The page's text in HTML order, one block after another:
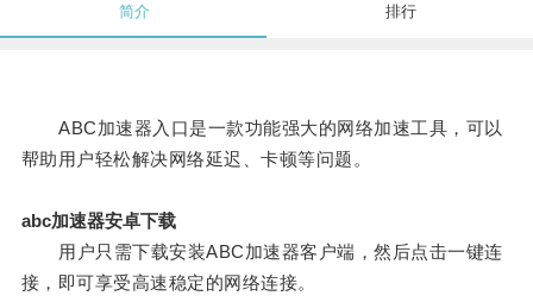
简介 排行
ABC加速器入口是一款功能强大的网络加速工具，可以
帮助用户轻松解决网络延迟、卡顿等问题。
abc加速器安卓下载
用户只需下载安装ABC加速器客户端，然后点击一键连
接，即可享受高速稳定的网络连接。